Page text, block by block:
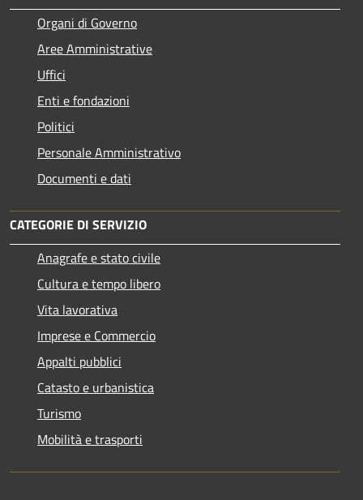
Organi di Governo
Aree Amministrative
Uffici
Enti e fondazioni
Politici
Personale Amministrativo
Documenti e dati
CATEGORIE DI SERVIZIO
Anagrafe e stato civile
Cultura e tempo libero
Vita lavorativa
Imprese e Commercio
Appalti pubblici
Catasto e urbanistica
Turismo
Mobilità e trasporti